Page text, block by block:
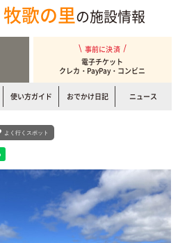
歌の里の施設情報
事前に決済
電子チケット
クレカ・PayPay・コンビニ
使い方ガイド おでかけ日記 ニュース
よく行くスポット